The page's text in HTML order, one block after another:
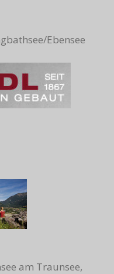
Ebensee
am Traunsee,